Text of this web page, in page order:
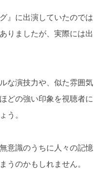
』に出演していたのでは
りましたが、実際には出
な演技力や、似た雰囲気
どの強い印象を視聴者に
う。
意識のうちに人々の記憶
うのかもしれません。